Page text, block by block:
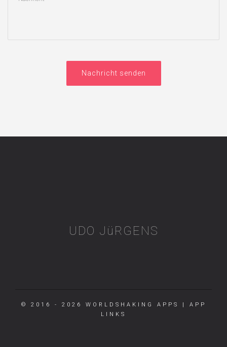
Nachricht senden
UDO JüRGENS
© 2016 - 2026 WORLDSHAKING APPS
APP
LINKS